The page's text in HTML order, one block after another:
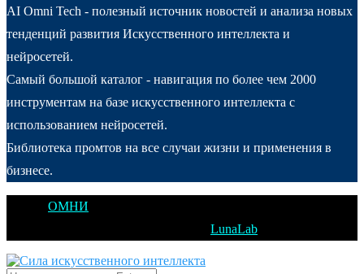
AI Omni Tech - полезный источник новостей и анализа новых
тенденций развития Искусственного интеллекта и
нейросетей.
Самый большой каталог - навигация по более чем 2000
инструментам на базе искусственного интеллекта с
использованием нейросетей.
Библиотека промтов на все случаи жизни и применения в
бизнесе.
ОМНИ
LunaLab